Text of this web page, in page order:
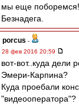
мы еще
Безнадега.
porcus -
28 фев 2016 20:59
вот-вот..куда дели
Эмери-Карпина?
Куда проебали
"видеооператора"?